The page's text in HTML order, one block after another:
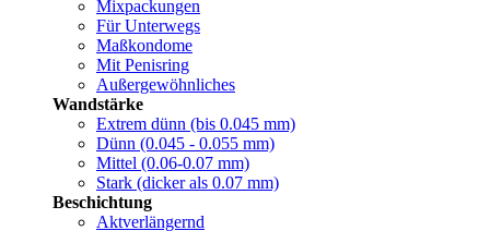
Mixpackungen
Für Unterwegs
Maßkondome
Mit Penisring
Außergewöhnliches
Wandstärke
Extrem dünn (bis 0.045 mm)
Dünn (0.045 - 0.055 mm)
Mittel (0.06-0.07 mm)
Stark (dicker als 0.07 mm)
Beschichtung
Aktverlängernd